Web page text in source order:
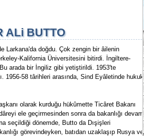
ALi BUTTO
Larkana'da doğdu. Çok zengin bir âilenin
Kalifornia Üniversitesini bitirdi. İngiltere-
arada bir İngiliz gibi yetiştirildi. 1953'te
1956-58 târihleri arasında, Sind Eyâletinde hukuk
olarak kurduğu hükûmette Ticâret Bakanı
ele geçirmesinden sonra da bakanlığı devam
seçildiği dönemde, Butto da Dışişleri
görevindeyken, batıdan uzaklaşıp Rusya ve